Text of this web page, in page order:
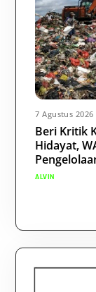
7 Agustus 2026
Beri Kritik
Hidayat,
ALVIN